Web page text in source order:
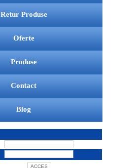
Retur Produse
Oferte
Produse
Contact
Blog